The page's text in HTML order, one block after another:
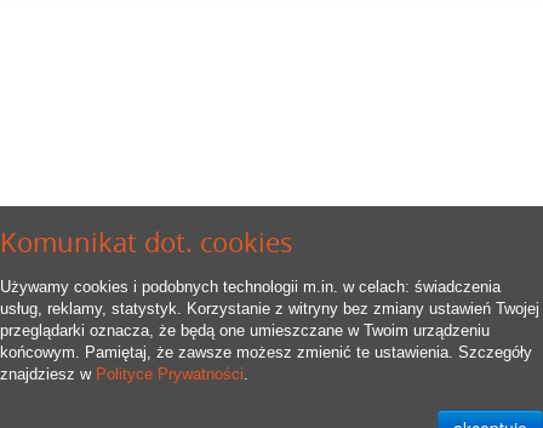
Komunikat dot. cookies
Używamy cookies i podobnych technologii m.in. w celach: świadczenia
usług, reklamy, statystyk. Korzystanie z witryny bez zmiany ustawień Twojej
przeglądarki oznacza, że będą one umieszczane w Twoim urządzeniu
końcowym. Pamiętaj, że zawsze możesz zmienić te ustawienia. Szczegóły
znajdziesz w Polityce Prywatności.